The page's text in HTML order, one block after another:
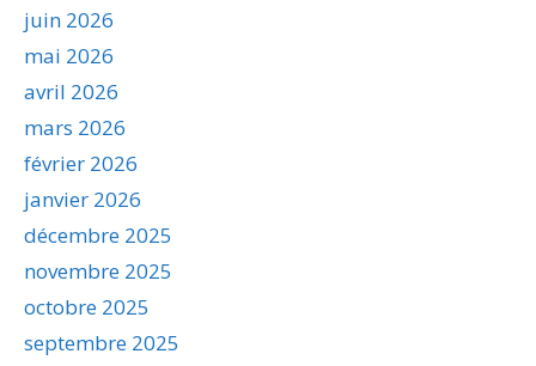
juin 2026
mai 2026
avril 2026
mars 2026
février 2026
janvier 2026
décembre 2025
novembre 2025
octobre 2025
septembre 2025